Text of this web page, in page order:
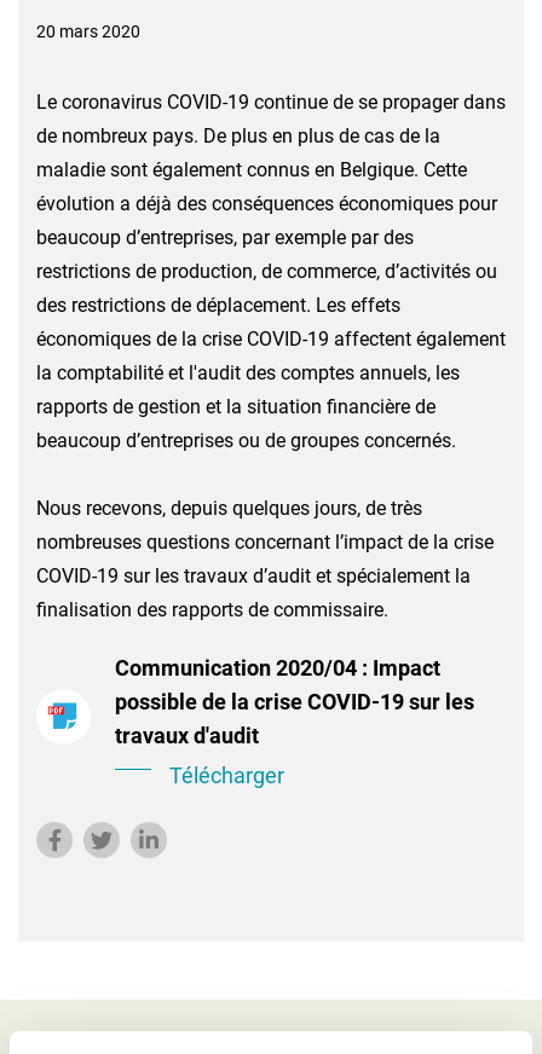
20 mars 2020
Le coronavirus COVID-19 continue de se propager dans
de nombreux pays. De plus en plus de cas de la
maladie sont également connus en Belgique. Cette
évolution a déjà des conséquences économiques pour
beaucoup d’entreprises, par exemple par des
restrictions de production, de commerce, d’activités ou
des restrictions de déplacement. Les effets
économiques de la crise COVID-19 affectent également
la comptabilité et l'audit des comptes annuels, les
rapports de gestion et la situation financière de
beaucoup d’entreprises ou de groupes concernés.
Nous recevons, depuis quelques jours, de très
nombreuses questions concernant l’impact de la crise
COVID-19 sur les travaux d’audit et spécialement la
finalisation des rapports de commissaire.
Communication 2020/04 : Impact
possible de la crise COVID-19 sur les
travaux d'audit
Télécharger